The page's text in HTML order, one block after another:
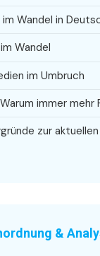
Wandel in
Wandel
im Umbruch
immer mehr
zur
&